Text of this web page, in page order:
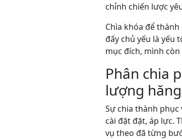
chỉnh chiến lược
Chìa khóa để
đấy chủ yếu là yếu
mục đích, mình
Phân chia
lượng
Sự chia thành
cài đặt đặt, áp lực.
vụ theo đã từng